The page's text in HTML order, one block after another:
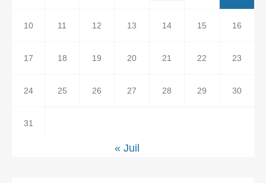
10 11 12 13 14 15 16
17 18 19 20 21 22 23
24 25 26 27 28 29 30
31
« Juil